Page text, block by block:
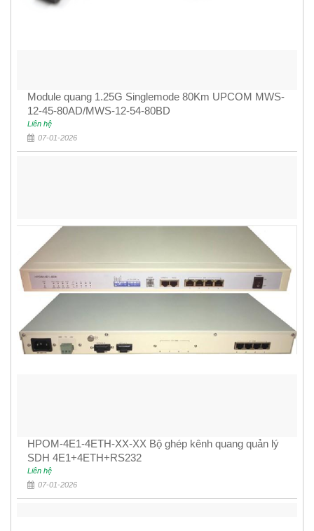
Module quang 1.25G Singlemode 80Km UPCOM MWS-
12-45-80AD/MWS-12-54-80BD
Liên hệ
07-01-2026
HPOM-4E1-4ETH-XX-XX Bộ ghép kênh quang quản lý
SDH 4E1+4ETH+RS232
Liên hệ
07-01-2026